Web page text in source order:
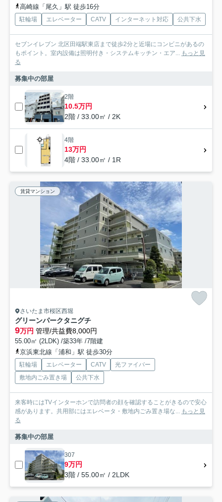
高崎線「尾久」駅 徒歩16分
駐輪場 エレベーター CATV インターネット対応 公共下水
セブンイレブン 北区田端駅東店まで徒歩2分と近場にコンビニがあるの
もポイント。室内設備は照明付き・システムキッチン・エア...
もっと見
る
募集中の部屋
2階
10.5万円
2階 / 33.00㎡ / 2K
4階
13万円
4階 / 33.00㎡ / 1R
賃貸マンション
さいたま市桜区西堀
グリーンパークタニグチ
9万円 管理/共益費8,000円
55.00㎡ (2LDK) /築33年 /7階建
京浜東北線「浦和」駅 徒歩30分
駐輪場 エレベーター CATV
光ファイバー
敷地内ごみ置き場
公共下水
来客時にはTVインターホンで訪問者の顔を確認することがきるので安心
感があります。共用部にはエレベータ・敷地内ごみ置き場な...
もっと見
る
募集中の部屋
307
9万円
3階 / 55.00㎡ / 2LDK